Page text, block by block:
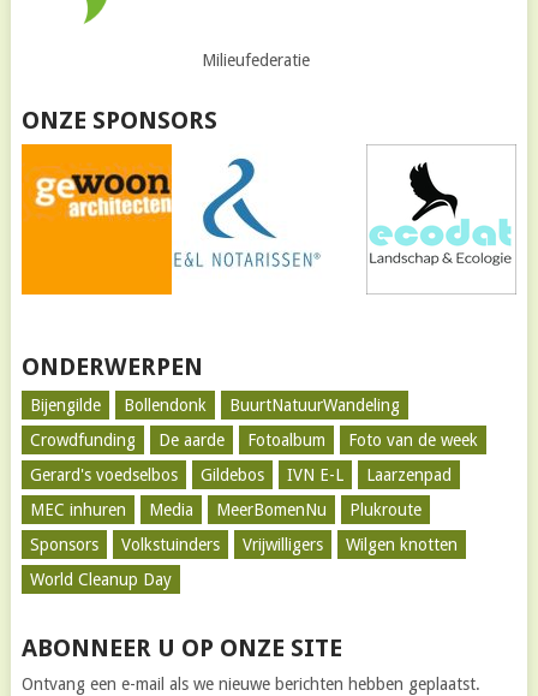
Milieufederatie
ONZE SPONSORS
ONDERWERPEN
Bijengilde Bollendonk
BuurtNatuurWandeling
Crowdfunding
De aarde Fotoalbum
Foto van de week
Gerard's voedselbos
Gildebos IVN E-L
Laarzenpad
MEC inhuren
Media MeerBomenNu
Plukroute
Sponsors
Volkstuinders Vrijwilligers
Wilgen knotten
World Cleanup Day
ABONNEER U OP ONZE SITE
Ontvang een e-mail als we nieuwe berichten hebben geplaatst.